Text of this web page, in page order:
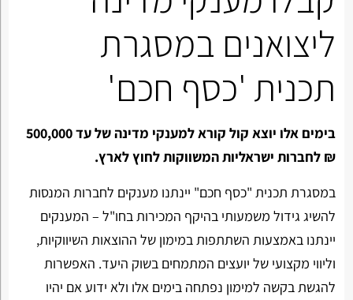
ליצואנים במסגרת
תכנית 'כסף חכם'
בימים אלו יוצא קול קורא למענקי מדינה של עד 500,000
₪ לחברות ישראליות המשווקות לחוץ לארץ.
במסגרת תכנית "כסף חכם" יינתנו מענקים לחברות המנסות
להשיג גידול משמעותי בהיקף המכירות בחו"ל – המענקים
יינתנו באמצעות השתתפות במימון של ההוצאות השיווקיות,
וליווי מקצועי של יועצים המתמחים בשוק היעד. האפשרות
להגשת בקשה למימון נפתחה בימים אלו ולא ידוע אם יהיו